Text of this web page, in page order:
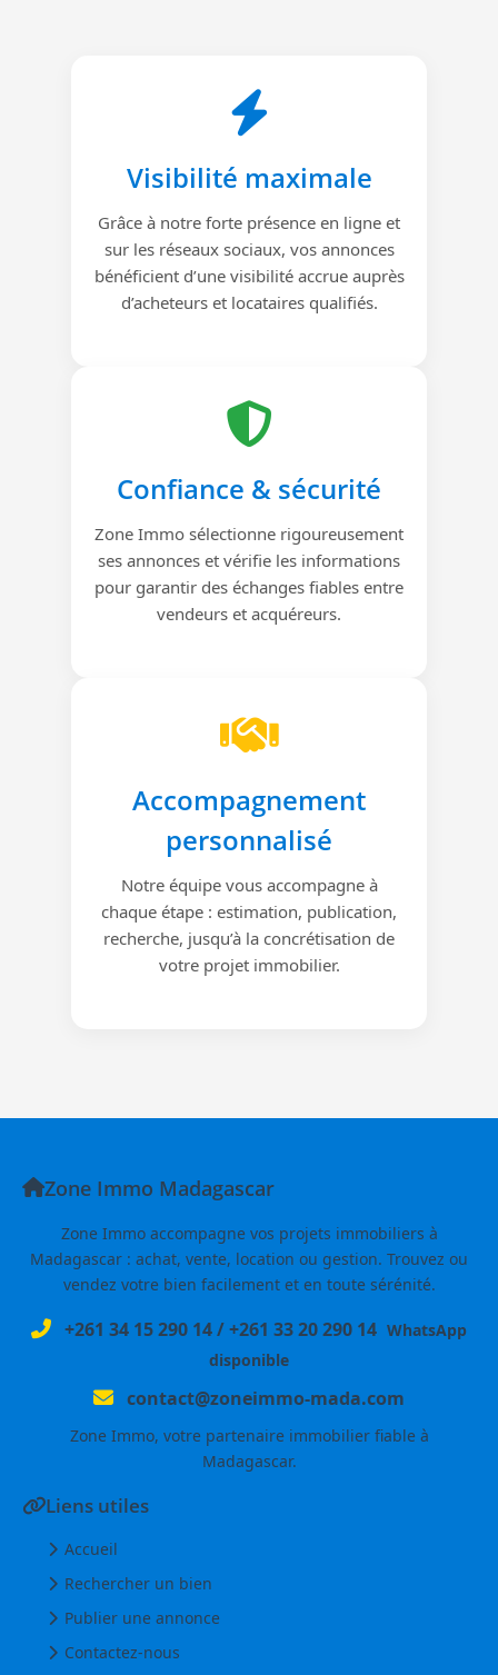
Visibilité maximale
Grâce à notre forte présence en ligne et
sur les réseaux sociaux, vos annonces
bénéficient d’une visibilité accrue auprès
d’acheteurs et locataires qualifiés.
Confiance & sécurité
Zone Immo sélectionne rigoureusement
ses annonces et vérifie les informations
pour garantir des échanges fiables entre
vendeurs et acquéreurs.
Accompagnement
personnalisé
Notre équipe vous accompagne à
chaque étape : estimation, publication,
recherche, jusqu’à la concrétisation de
votre projet immobilier.
Zone Immo Madagascar
Zone Immo accompagne vos projets immobiliers à
Madagascar : achat, vente, location ou gestion. Trouvez ou
vendez votre bien facilement et en toute sérénité.
+261 34 15 290 14/+261 33 20 290 14 WhatsApp
disponible
contact@zoneimmo-mada.com
Zone Immo, votre partenaire immobilier fiable à
Madagascar.
Liens utiles
Accueil
Rechercher un bien
Publier une annonce
Contactez-nous